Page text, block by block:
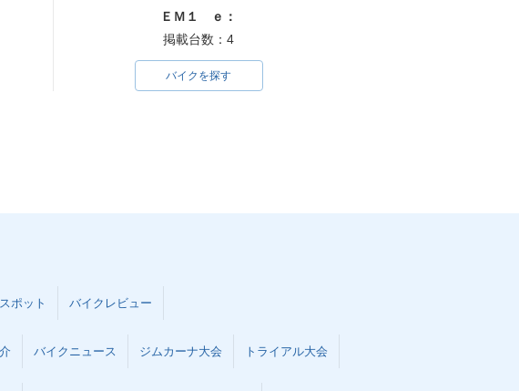
ＥＭ１ ｅ：
掲載台数：4
バイクを探す
ポット バイクレビュー
バイクニュース ジムカーナ大会 トライアル大会